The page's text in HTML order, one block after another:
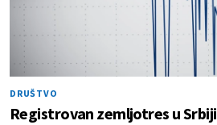
DRUŠTVO
Registrovan zemljotres u Srbiji